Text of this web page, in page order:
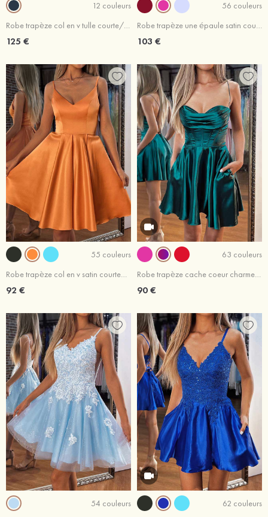
12 couleurs
Robe trapèze col en v tulle courte/mini robe de fête de la rentrée avec poches paillettes
125 €
56 couleurs
Robe trapèze une épaule satin courte/mini robe de fête de la rentrée
103 €
55 couleurs
Robe trapèze col en v satin courte/mini robe de fête de la rentrée
92 €
63 couleurs
Robe trapèze cache coeur charmeuse courte/mini robe de fête de la rentrée
90 €
54 couleurs
62 couleurs